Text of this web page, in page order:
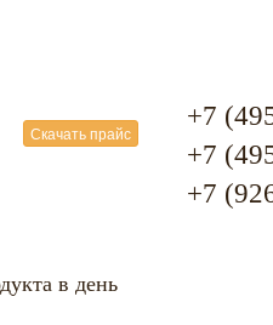
+7
+7
+7
Скачать прайс
в день